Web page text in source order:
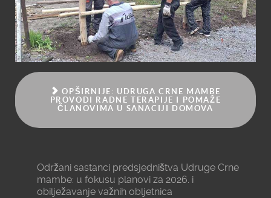
OPŠIRNIJE: UDRUGA CRNE MAMBE
PROVODI RADNE TERAPIJE I POMAŽE
ČLANOVIMA U SANACIJI DOMOVA
Održani sastanci predsjedništva Udruge Crne
mambe: u fokusu planovi za 2026. i
obilježavanje važnih obljetnica